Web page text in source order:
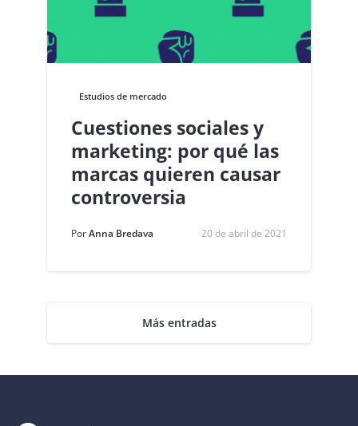
Estudios de mercado
Cuestiones sociales y
marketing: por qué las
marcas quieren causar
controversia
PorAnna Bredava 20 de abril de 2021
Más entradas